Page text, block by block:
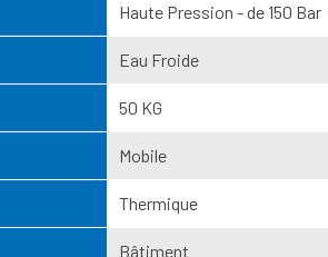
Haute Pression - de 150 Bar
Eau Froide
50 KG
Mobile
Thermique
Bâtiment